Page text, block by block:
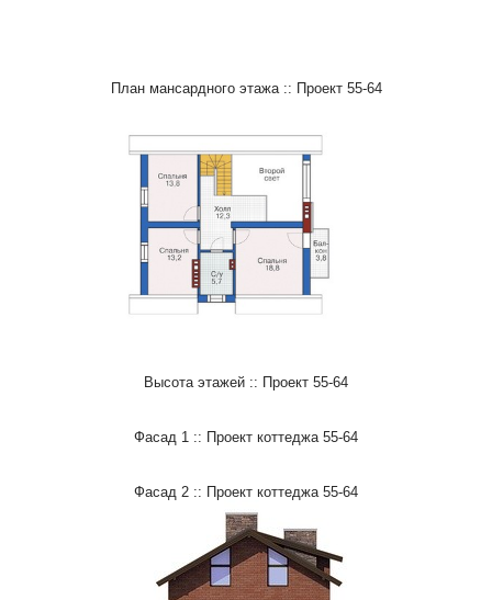
План мансардного этажа :: Проект 55-64
Высота этажей :: Проект 55-64
Фасад 1 :: Проект коттеджа 55-64
Фасад 2 :: Проект коттеджа 55-64